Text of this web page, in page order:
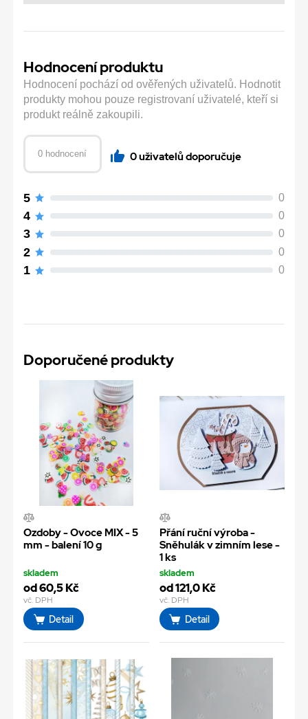
Hodnocení produktu
Hodnocení pochází od ověřených uživatelů. Hodnotit
produkty mohou pouze registrovaní uživatelé, kteří si
produkt reálně zakoupili.
0 hodnocení 0 uživatelů doporučuje
5 0
4 0
3 0
2 0
1 0
Doporučené produkty
Ozdoby - Ovoce MIX - 5
mm - balení 10 g
skladem
od 60,5 Kč
vč. DPH
Detail
Přání ruční výroba -
Sněhulák v zimním lese -
1 ks
skladem
od 121,0 Kč
vč. DPH
Detail